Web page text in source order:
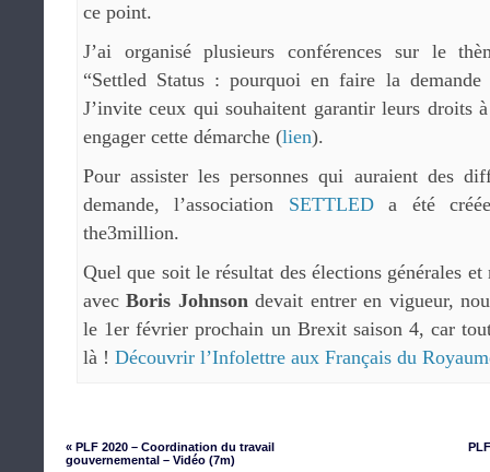
ce point.
J’ai organisé plusieurs conférences sur le
“Settled Status : pourquoi en faire la
J’invite ceux qui souhaitent garantir leurs droits
engager cette démarche (lien).
Pour assister les personnes qui auraient des
demande, l’association SETTLEDa été
the3million.
Quel que soit le résultat des élections générales et
avecBoris Johnsondevait entrer en vigueur,
le 1er février prochain un Brexit saison 4, car
là ! Découvrir l’Infolettre aux Français du
« PLF 2020 – Coordination du travail
gouvernemental – Vidéo (7m)